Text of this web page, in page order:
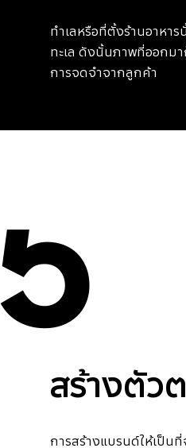
ทำเลหรือที่ตั้งร้านอาหา
ทะเล ดังนั้นภาพที่ออกม
การจดจำจากลูกค้า
5
สร้างตัว
การสร้างแบรนด์ให้เป็น